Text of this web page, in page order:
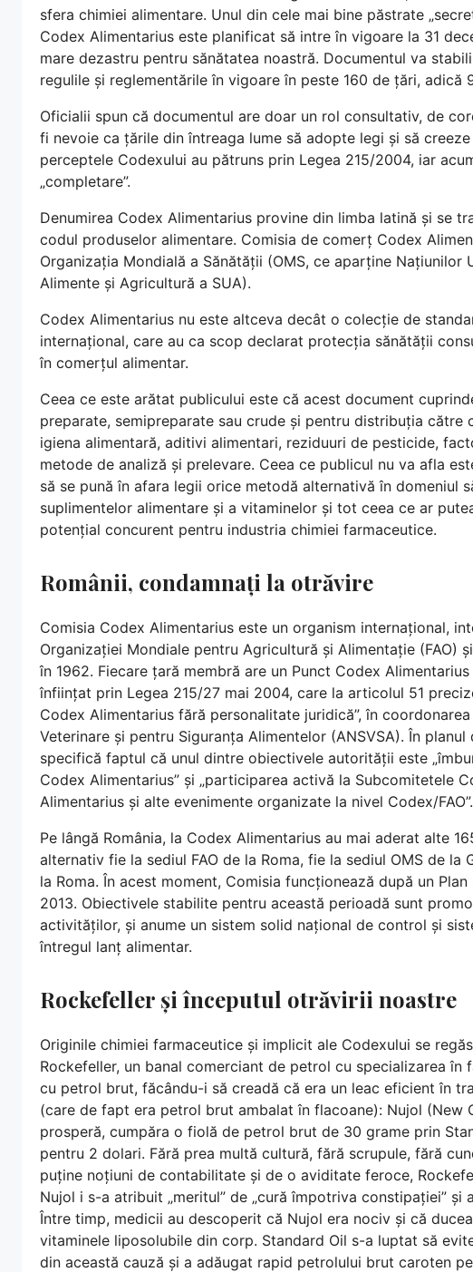
sfera chimiei alimentare. Unul din cele mai bine păstrate
Codex Alimentarius este planificat să intre în vigoare la 31
mare dezastru pentru sănătatea noastră. Documentul va
regulile și reglementările în vigoare în peste 160 de țări, adică
Oficialii spun că documentul are doar un rol consultativ, de
fi nevoie ca țările din întreaga lume să adopte legi și să
perceptele Codexului au pătruns prin Legea 215/2004, iar
„completare”.
Denumirea Codex Alimentarius provine din limba latină și se
codul produselor alimentare. Comisia de comerț Codex
Organizația Mondială a Sănătății (OMS, ce aparține Națiunilor
Alimente și Agricultură a SUA).
Codex Alimentarius nu este altceva decât o colecție de
internațional, care au ca scop declarat protecția sănătății
în comerțul alimentar.
Ceea ce este arătat publicului este că acest document
preparate, semipreparate sau crude și pentru distribuția către
igiena alimentară, aditivi alimentari, reziduuri de pesticide,
metode de analiză și prelevare. Ceea ce publicul nu va afla
să se pună în afara legii orice metodă alternativă în domeniul
suplimentelor alimentare și a vitaminelor și tot ceea ce ar
potențial concurent pentru industria chimiei farmaceutice.
Românii, condamnați la otrăvire
Comisia Codex Alimentarius este un organism internațional,
Organizației Mondiale pentru Agricultură și Alimentație (FAO)
în 1962. Fiecare țară membră are un Punct Codex
înființat prin Legea 215/27 mai 2004, care la articolul 51
Codex Alimentarius fără personalitate juridică”, în
Veterinare și pentru Siguranța Alimentelor (ANSVSA). În
specifică faptul că unul dintre obiectivele autorității este
Codex Alimentarius” și „participarea activă la Subcomitetele
Alimentarius și alte evenimente organizate la nivel Codex/FAO”.
Pe lângă România, la Codex Alimentarius au mai aderat alte
alternativ fie la sediul FAO de la Roma, fie la sediul OMS de la
la Roma. În acest moment, Comisia funcționează după un
2013. Obiectivele stabilite pentru această perioadă sunt
activităților, și anume un sistem solid național de control și
întregul lanț alimentar.
Rockefeller și începutul otrăvirii noastre
Originile chimiei farmaceutice și implicit ale Codexului se
Rockefeller, un banal comerciant de petrol cu specializarea
cu petrol brut, făcându-i să creadă că era un leac eficient în
(care de fapt era petrol brut ambalat în flacoane): Nujol (New
prosperă, cumpăra o fiolă de petrol brut de 30 grame prin
pentru 2 dolari. Fără prea multă cultură, fără scrupule, fără
puține noțiuni de contabilitate și de o aviditate feroce,
Nujol i s-a atribuit „meritul” de „cură împotriva constipației”
Între timp, medicii au descoperit că Nujol era nociv și că
vitaminele liposolubile din corp. Standard Oil s-a luptat să
din această cauză și a adăugat rapid petrolului brut caroten